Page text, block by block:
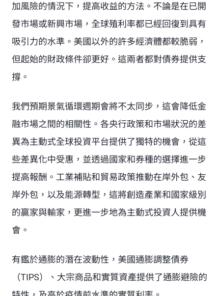
加風險的情況下，提高收益的方法。不論是在已開
發市場或新興市場，全球殖利率都已經回復到具有
吸引力的水準。美國以外的許多經濟體都較脆弱，
但起始的財政條件卻更好。這兩者都對債券提供支
撐。
我們預期景氣循環週期會將不太同步，這會降低金
融市場之間的相關性。各央行政策和市場狀況的差
異為主動式全球投資平台提供了獨特的機會，從這
些差異化中受惠，並透過國家和券種的選擇進一步
提高報酬。工業補貼和貿易政策推動在岸外包、友
岸外包，以及能源轉型，這將創造產業和國家級別
的贏家與輸家，更進一步地為主動式投資人提供機
會。
有鑑於通膨的潛在波動性，美國通膨調整債券
（TIPS）、大宗商品和實質資產提供了通膨避險的